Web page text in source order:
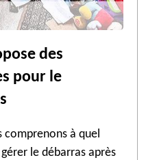
des
pour le
comprenons à quel
le débarras après